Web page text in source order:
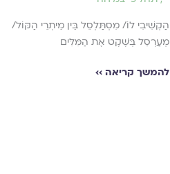
הַקְשִׁיבִי לוֹ/ מִסְתַּלְסֵל בֵּין מֵיתְרֵי הַקּוֹל/
מְעַרְסֵל בְּשֶׁקֶט אֶת הַמִּלִּים
להמשך קריאה ››